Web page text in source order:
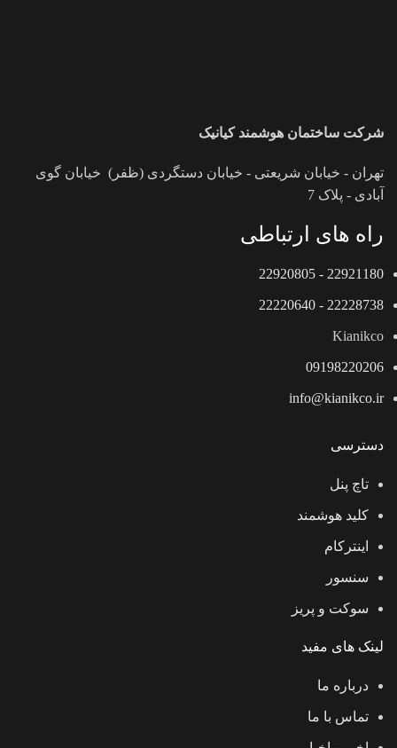
شرکت ساختمان هوشمند کیانیک
تهران - خیابان شریعتی - خیابان دستگردی (ظفر) خیابان گوی
آبادی - پلاک 7
راه های ارتباطی
22921180 - 22920805
22228738 - 22220640
Kianikco
09198220206
info@kianikco.ir
دسترسی
تاچ پنل
کلید هوشمند
اینترکام
سنسور
سوکت و پریز
لینک های مفید
درباره ما
تماس با ما